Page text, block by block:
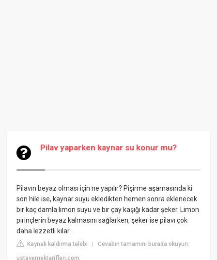
Pilav yaparken kaynar su konur mu?
Pilavın beyaz olması için ne yapılır? Pişirme aşamasında ki
son hile ise, kaynar suyu ekledikten hemen sonra eklenecek
bir kaç damla limon suyu ve bir çay kaşığı kadar şeker. Limon
pirinçlerin beyaz kalmasını sağlarken, şeker ise pilavı çok
daha lezzetli kılar.
Kaynak kaldırma talebi |Cevabın tamamını burada okuyun:
ustayemektarifleri.com